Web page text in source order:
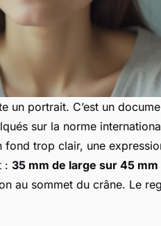
un portrait. C’est un
sur la norme
trop clair, une
: 35 mm de large sur 45 mm
au sommet du crâne. Le